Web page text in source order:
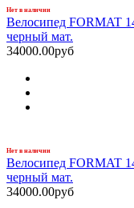
Нет в наличии
Велосипед FORMAT
черный мат.
34000.00руб
Нет в наличии
Велосипед FORMAT
черный мат.
34000.00руб